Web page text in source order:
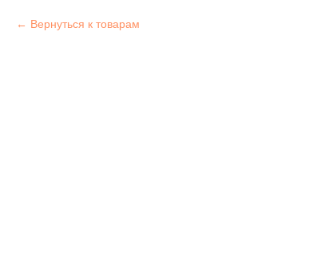
Вернуться к товарам